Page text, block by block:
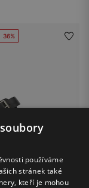
36%
používáme
stránek také
kteří je mohou